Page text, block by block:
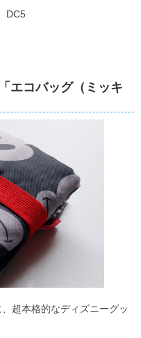
DC5
エコバッグ（ミッキ
超本格的なディズニーグッ